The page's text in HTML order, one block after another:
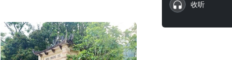
收听